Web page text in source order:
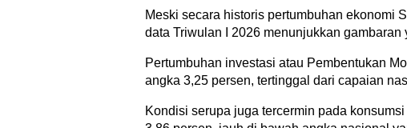
Meski secara historis pertumbuhan ekonomi
data Triwulan I 2026 menunjukkan
Pertumbuhan investasi atau Pembentukan
angka 3,25 persen, tertinggal dari capaian
Kondisi serupa juga tercermin pada